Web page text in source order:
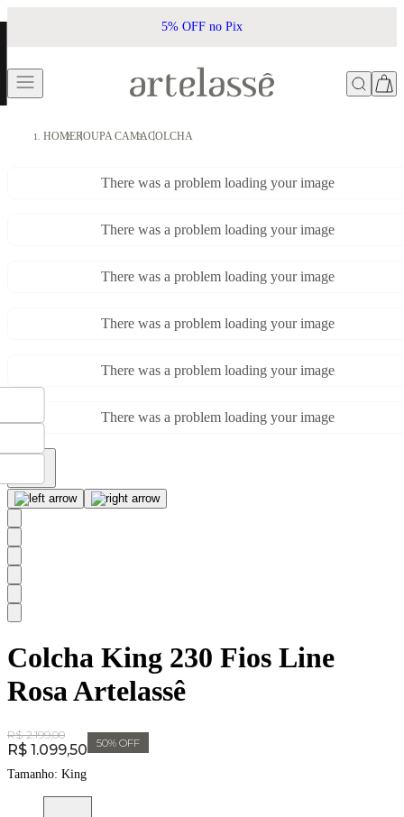
5% OFF no Pix
HOMEROUPA CAMACOLCHA
There was a problem loading your image
There was a problem loading your image
There was a problem loading your image
There was a problem loading your image
There was a problem loading your image
There was a problem loading your image
Colcha King 230 Fios Line
Rosa Artelassê
Original Price:
R$ 2.199,00
Price:
R$ 1.099,50 50% OFF
Tamanho: King